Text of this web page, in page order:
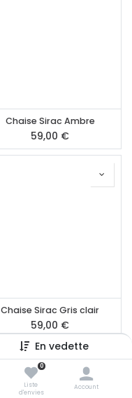
En vedette
0
Liste
d'envies
Account
Chaise Sirac Ambre
59,00 €
Chaise Sirac Gris clair
59,00 €